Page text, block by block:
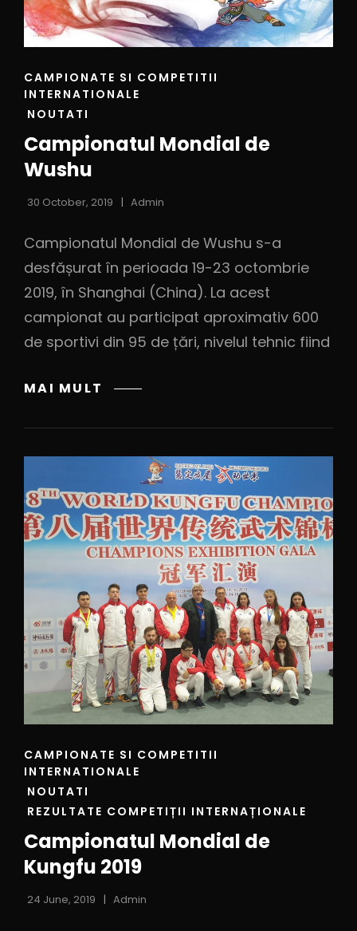
CAMPIONATE SI COMPETITII
INTERNATIONALE
NOUTATI
Campionatul Mondial de
Wushu
30 October, 2019 Admin
Campionatul Mondial de Wushu s-a
desfășurat în perioada 19-23 octombrie
2019, în Shanghai (China). La acest
campionat au participat aproximativ 600
de sportivi din 95 de țări, nivelul tehnic fiind
MAI MULT
CAMPIONATE SI COMPETITII
INTERNATIONALE
NOUTATI
REZULTATE COMPETIȚII INTERNAȚIONALE
Campionatul Mondial de
Kungfu 2019
24 June, 2019 Admin